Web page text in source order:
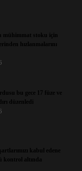
mühimmat stoku için
hızlanmalarını
bu gece 17 füze ve
düzenledi
kabul edene
kontrol altında